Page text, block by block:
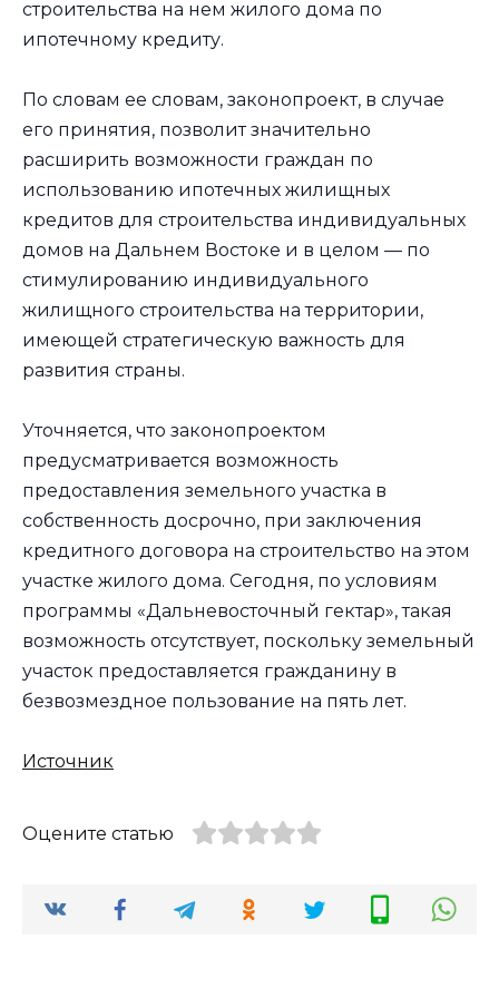
строительства на нем жилого дома по
ипотечному кредиту.
По словам ее словам, законопроект, в случае
его принятия, позволит значительно
расширить возможности граждан по
использованию ипотечных жилищных
кредитов для строительства индивидуальных
домов на Дальнем Востоке и в целом — по
стимулированию индивидуального
жилищного строительства на территории,
имеющей стратегическую важность для
развития страны.
Уточняется, что законопроектом
предусматривается возможность
предоставления земельного участка в
собственность досрочно, при заключения
кредитного договора на строительство на этом
участке жилого дома. Сегодня, по условиям
программы «Дальневосточный гектар», такая
возможность отсутствует, поскольку земельный
участок предоставляется гражданину в
безвозмездное пользование на пять лет.
Источник
Оцените статью